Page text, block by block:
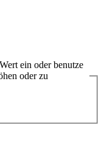
ein oder benutze
oder zu